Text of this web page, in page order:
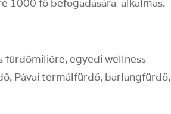
1000 fő befogadására alkalmas.
fürdőmiliőre, egyedi wellness
Pávai termálfürdő, barlangfürdő,